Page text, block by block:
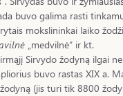
buvo galima rasti
mokslininkai laiko
„medvilnė“ ir kt.
Sirvydo žodyną ilgai
buvo rastas XIX a.
(jis turi tik 8800